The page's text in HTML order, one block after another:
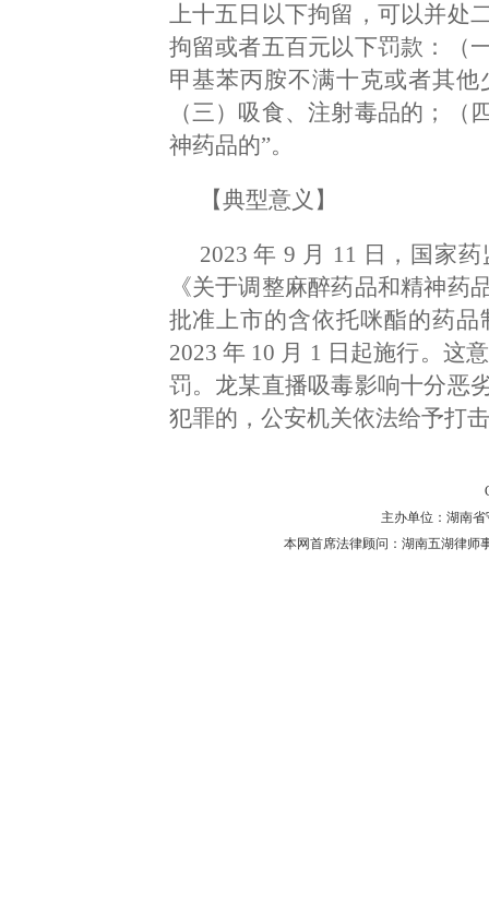
上十五日以下拘留，可以并处
拘留或者五百元以下罚款：（
甲基苯丙胺不满十克或者其
（三）吸食、注射毒品的；
神药品的”。
【典型意义】
2023 年 9 月 11 日，国家
《关于调整麻醉药品和精神
批准上市的含依托咪酯的药
2023 年 10 月 1 日起施行。这
罚。龙某直播吸毒影响十分恶
犯罪的，公安机关依法给予打
主办单位：湖南省
本网首席法律顾问：湖南五湖律师